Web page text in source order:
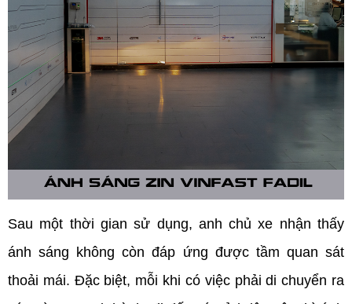
Sau một thời gian sử dụng, anh chủ xe nhận thấy
ánh sáng không còn đáp ứng được tầm quan sát
thoải mái. Đặc biệt, mỗi khi có việc phải di chuyển ra